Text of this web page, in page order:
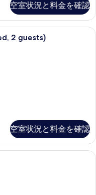
空室状況と料金を確認
備、WiFi (無料)、客室ごとに
2 guests)
空室状況と料金を確認